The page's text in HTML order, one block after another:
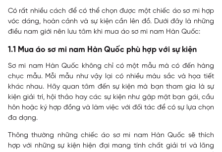
Có rất nhiều cách để có thể chọn được một chiếc áo sơ mi hợp
vóc dáng, hoàn cảnh và sự kiện cần lên đồ. Dưới đây là những
điều nam giới nên lưu tâm khi mua áo sơ mi nam Hàn Quốc:
1.1 Mua áo sơ mi nam Hàn Quốc phù hợp với sự kiện
Sơ mi nam Hàn Quốc không chỉ có một mẫu mà có đến hàng
chục mẫu. Mỗi mẫu như vậy lại có nhiều màu sắc và họa tiết
khác nhau. Hãy quan tâm đến sự kiện mà bạn tham gia là sự
kiện giải trí, hội thảo hay các sự kiện như gặp mặt bạn gái, cầu
hôn hoặc ký hợp đồng và làm việc với đối tác để có sự lựa chọn
đa dạng.
Thông thường những chiếc áo sơ mi nam Hàn Quốc sẽ thích
hợp với những sự kiện hiện đại mang tính chất giải trí và lãng